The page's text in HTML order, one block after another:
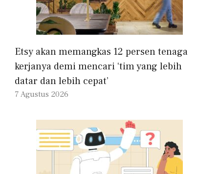
Etsy akan memangkas 12 persen tenaga
kerjanya demi mencari ‘tim yang lebih
datar dan lebih cepat’
7 Agustus 2026